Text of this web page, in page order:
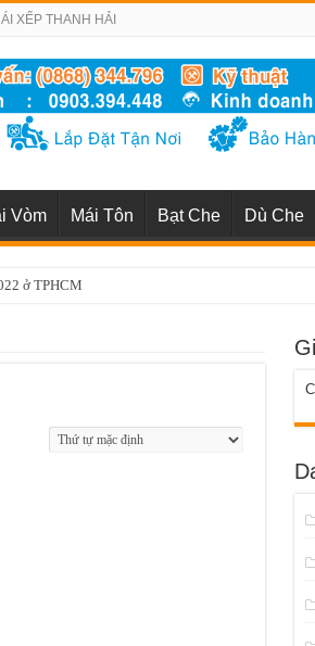
XẾP THANH HẢI
Vòm Mái Tôn Bạt Che Dù Che
ở TPHCM